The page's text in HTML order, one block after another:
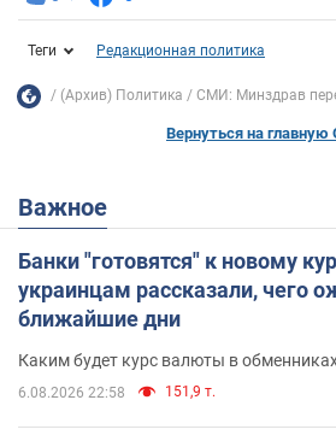
Теги Редакционная политика
(Архив) Политика СМИ: Минздрав
Вернуться на главную
Важное
Банки "готовятся" к новому
украинцам рассказали, чего
ближайшие дни
Каким будет курс валюты в
6.08.2026 22:58 151,9 т.